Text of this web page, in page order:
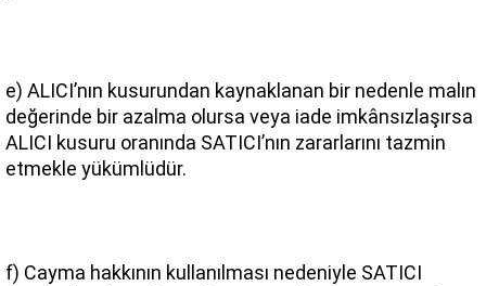
e) ALICI’nın kusurundan kaynaklanan bir nedenle malın
değerinde bir azalma olursa veya iade imkânsızlaşırsa
ALICI kusuru oranında SATICI’nın zararlarını tazmin
etmekle yükümlüdür.
f) Cayma hakkının kullanılması nedeniyle SATICI